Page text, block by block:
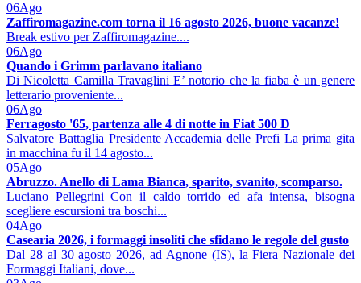
06Ago
Zaffiromagazine.com torna il 16 agosto 2026, buone vacanze!
Break estivo per Zaffiromagazine....
06Ago
Quando i Grimm parlavano italiano
Di Nicoletta Camilla Travaglini E’ notorio che la fiaba è un genere
letterario proveniente...
06Ago
Ferragosto '65, partenza alle 4 di notte in Fiat 500 D
Salvatore Battaglia Presidente Accademia delle Prefi La prima gita
in macchina fu il 14 agosto...
05Ago
Abruzzo. Anello di Lama Bianca, sparito, svanito, scomparso.
Luciano Pellegrini Con il caldo torrido ed afa intensa, bisogna
scegliere escursioni tra boschi...
04Ago
Casearia 2026, i formaggi insoliti che sfidano le regole del gusto
Dal 28 al 30 agosto 2026, ad Agnone (IS), la Fiera Nazionale dei
Formaggi Italiani, dove...